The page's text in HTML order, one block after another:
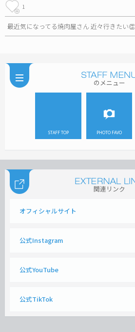
1
最近気になってる焼肉屋さん 近々行きたい👏
のメニュー
STAFF TOP PHOTO FAVO
関連リンク
オフィシャルサイト
公式Instagram
公式YouTube
公式TikTok